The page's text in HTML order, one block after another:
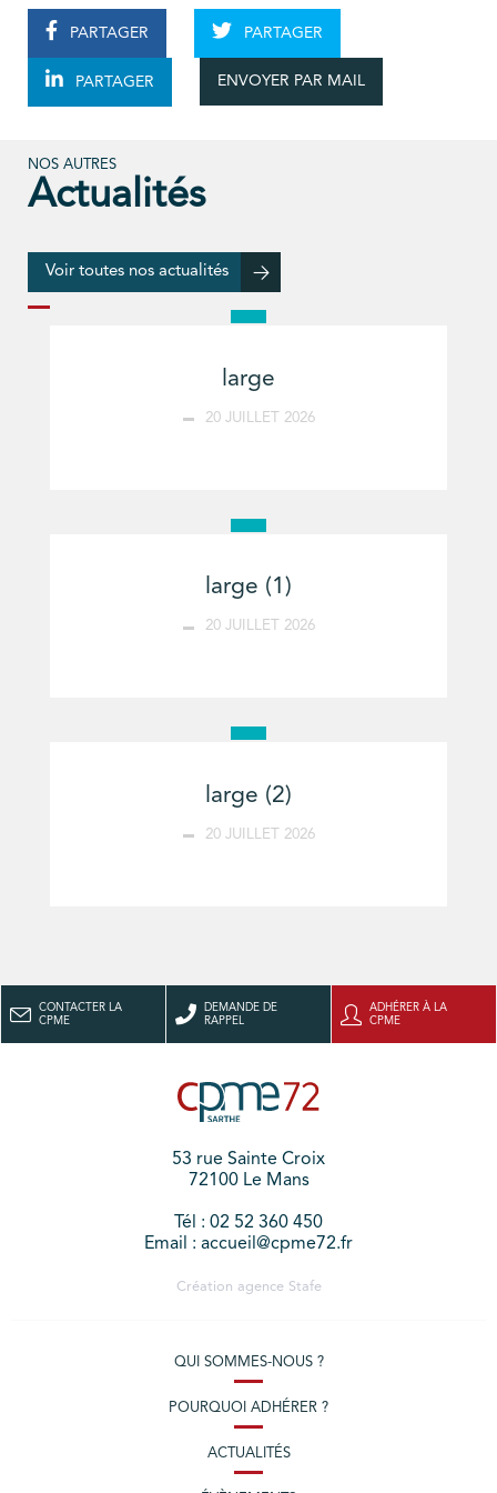
PARTAGER PARTAGER
PARTAGER ENVOYER PAR MAIL
NOS AUTRES
Actualités
Voir toutes nos actualités
large
20 JUILLET 2026
large (1)
20 JUILLET 2026
large (2)
20 JUILLET 2026
CONTACTER LA
CPME
DEMANDE DE
RAPPEL
ADHÉRER À LA
CPME
53 rue Sainte Croix
72100 Le Mans
Tél : 02 52 360 450
Email : accueil@cpme72.fr
Création agence Stafe
QUI SOMMES-NOUS ?
POURQUOI ADHÉRER ?
ACTUALITÉS